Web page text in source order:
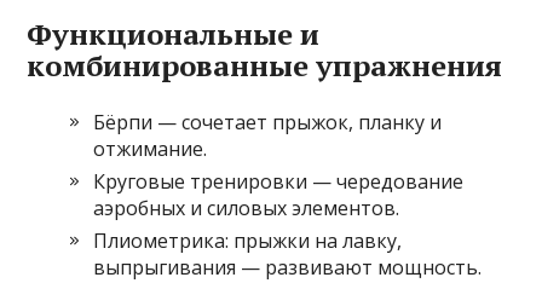
Функциональные и
комбинированные упражнения
Бёрпи — сочетает прыжок, планку и
отжимание.
Круговые тренировки — чередование
аэробных и силовых элементов.
Плиометрика: прыжки на лавку,
выпрыгивания — развивают мощность.